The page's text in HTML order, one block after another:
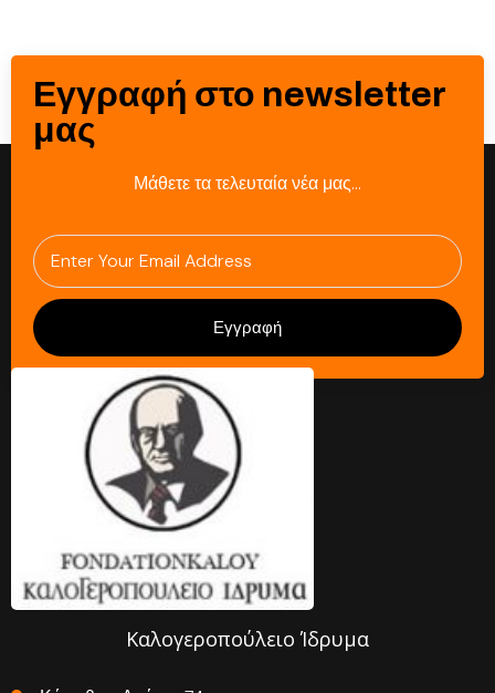
Εγγραφή στο newsletter
μας
Μάθετε τα τελευταία νέα μας…
Εγγραφή
Καλογεροπούλειο Ίδρυμα